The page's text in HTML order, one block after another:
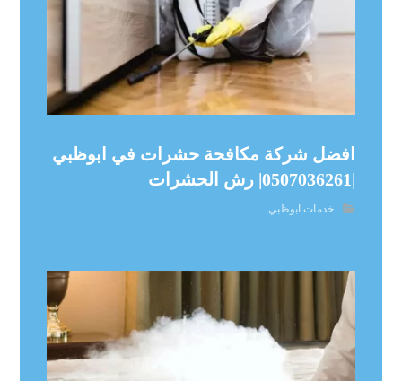
افضل شركة مكافحة حشرات في ابوظبي
|0507036261| رش الحشرات
خدمات ابوظبي